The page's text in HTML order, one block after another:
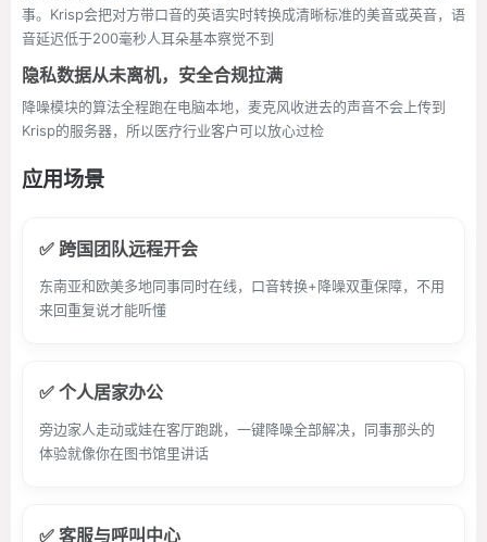
事。Krisp会把对方带口音的英语实时转换成清晰标准的美音或英音，语
音延迟低于200毫秒人耳朵基本察觉不到
隐私数据从未离机，安全合规拉满
降噪模块的算法全程跑在电脑本地，麦克风收进去的声音不会上传到
Krisp的服务器，所以医疗行业客户可以放心过检
应用场景
✅ 跨国团队远程开会
东南亚和欧美多地同事同时在线，口音转换+降噪双重保障，不用
来回重复说才能听懂
✅ 个人居家办公
旁边家人走动或娃在客厅跑跳，一键降噪全部解决，同事那头的
体验就像你在图书馆里讲话
✅ 客服与呼叫中心